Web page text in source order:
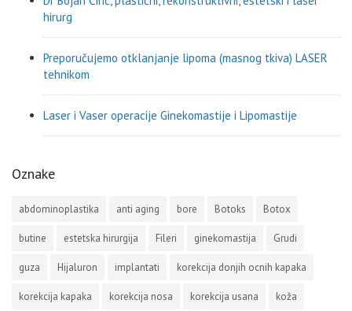
hirurg
Preporučujemo otklanjanje lipoma (masnog tkiva) LASER
tehnikom
Laser i Vaser operacije Ginekomastije i Lipomastije
Oznake
abdominoplastika anti aging bore Botoks Botox
butine estetska hirurgija Fileri ginekomastija Grudi
guza Hijaluron implantati korekcija donjih ocnih kapaka
korekcija kapaka korekcija nosa korekcija usana koža